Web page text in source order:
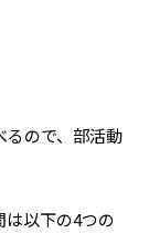
るので、部活動
以下の4つの